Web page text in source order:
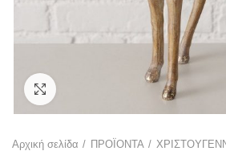
Αρχική σελίδα ΠΡΟΪΟΝΤΑ